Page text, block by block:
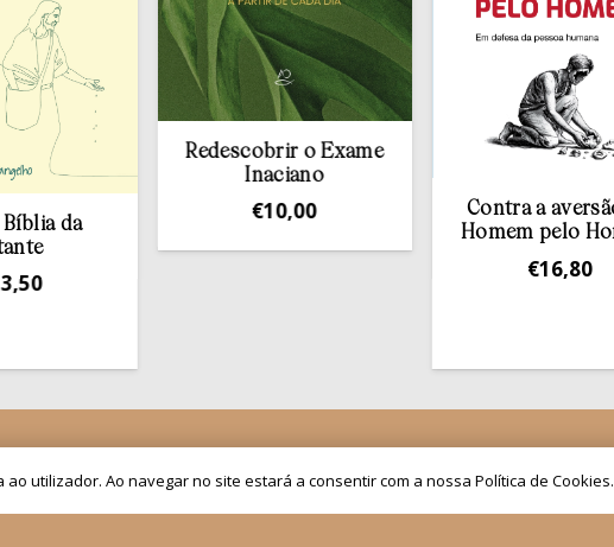
Redescobrir o Exame
Inaciano
Contra a aversão do
Homem pelo Homem
utilizador. Ao navegar no site estará a consentir com a nossa Política de Cookies.